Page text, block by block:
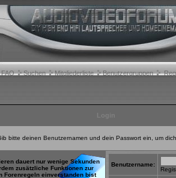
FAQ Suchen Mitgliederliste Benutzergruppen
bitte deinen Benutzernamen und dein Passwort ein, um
dauert nur wenige Sekunden
zusätzliche Funktionen zur
Forenregeln einverstanden bist
Benutzername: